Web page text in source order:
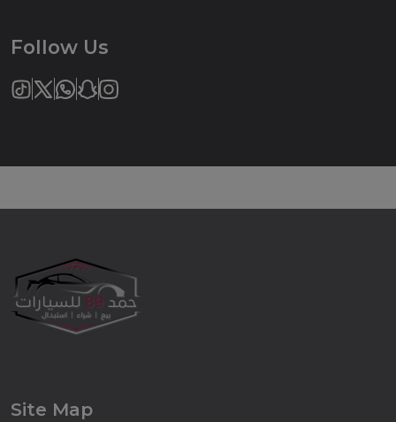
Follow Us
Site Map